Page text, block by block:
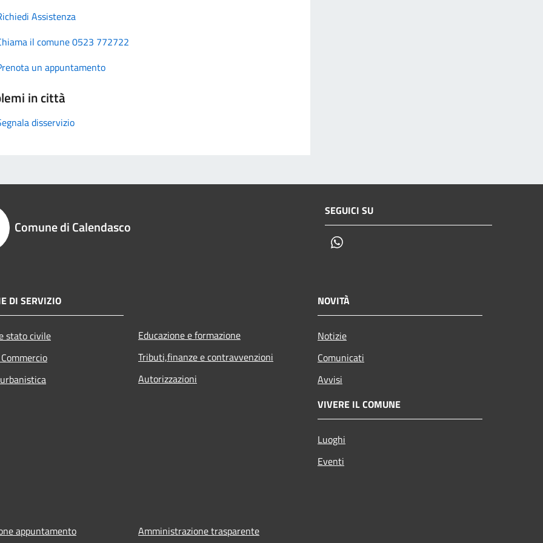
Assistenza
il comune 0523 772722
un appuntamento
in città
disservizio
Comune di Calendasco
SEGUICI SU
DI SERVIZIO
stato civile
Educazione e formazione
Tributi,finanze e contravvenzioni
Autorizzazioni
NOVITÀ
Notizie
Comunicati
Avvisi
VIVERE IL COMUNE
Luoghi
Eventi
appuntamento Amministrazione trasparente